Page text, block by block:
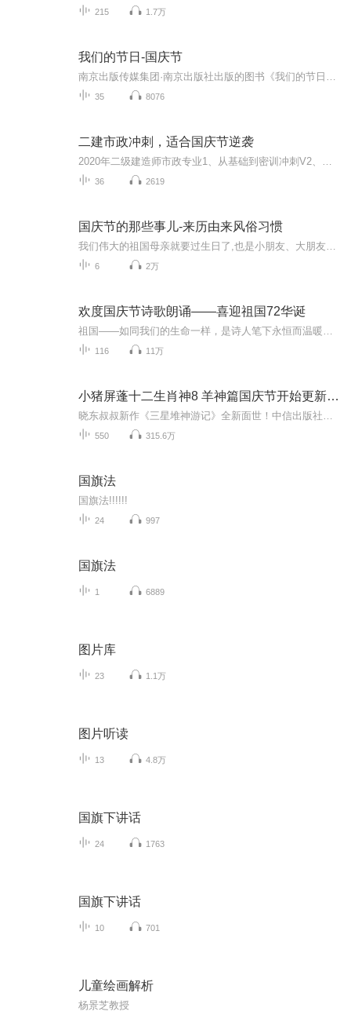
215 1.7万
我们的节日-国庆节
35 8076
二建市政冲刺，适合国庆节逆袭
36 2619
国庆节的那些事儿-来历由来风俗习惯
6 2万
欢度国庆节诗歌朗诵——喜迎祖国72华诞
116 11万
小猪屏蓬十二生肖神8 羊神篇国庆节开始更新啦！
550 315.6万
国旗法
国旗法!!!!!!
24 997
国旗法
1 6889
图片库
23 1.1万
图片听读
13 4.8万
国旗下讲话
24 1763
国旗下讲话
10 701
儿童绘画解析
杨景芝教授